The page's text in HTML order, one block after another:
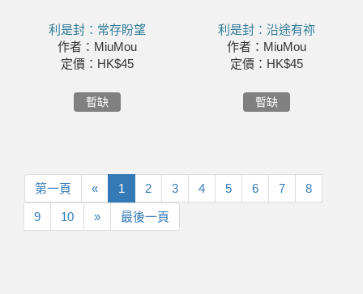
利是封：常存盼望
作者：MiuMou
定價：HK$45
暫缺
利是封：沿途有祢
作者：MiuMou
定價：HK$45
暫缺
第一頁
一
頁
«上
一
頁
1 2 3 4 5 6 7 8
9 10 »下
一
最後一頁
後